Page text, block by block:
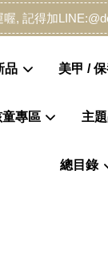
, 記得加
品 美甲 /
專區 主
總目錄